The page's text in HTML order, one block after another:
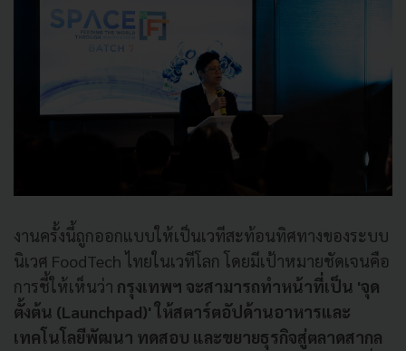
งานครั้งนี้ถูกออกแบบให้เป็นเวทีสะท้อนทิศทางของระบบ
นิเวศ FoodTech ไทยในเวทีโลก โดยมีเป้าหมายชัดเจนคือ
การชี้ให้เห็นว่า กรุงเทพฯ จะสามารถทำหน้าที่เป็น 'จุด
ตั้งต้น (Launchpad)' ให้สตาร์ตอัปด้านอาหารและ
เทคโนโลยีพัฒนา ทดสอบ และขยายธุรกิจสู่ตลาดสากล